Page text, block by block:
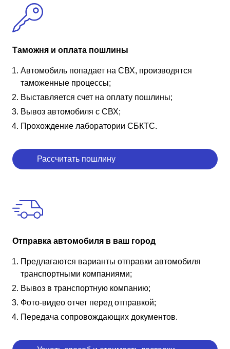
Таможня и оплата пошлины
Автомобиль попадает на СВХ, производятся
таможенные процессы;
Выставляется счет на оплату пошлины;
Вывоз автомобиля с СВХ;
Прохождение лаборатории СБКТС.
Рассчитать пошлину
Отправка автомобиля в ваш город
Предлагаются варианты отправки автомобиля
транспортными компаниями;
Вывоз в транспортную компанию;
Фото-видео отчет перед отправкой;
Передача сопровождающих документов.